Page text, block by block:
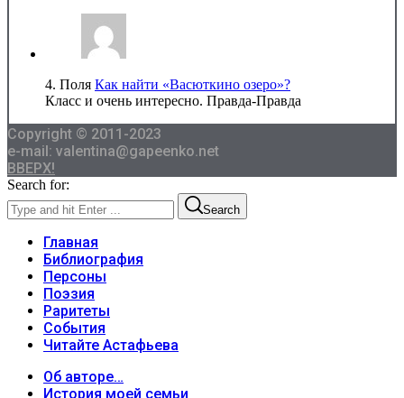
4. Поля Как найти «Васюткино озеро»?
Класс и очень интересно. Правда-Правда
Copyright © 2011-2023
e-mail: valentina@gapeenko.net
ВВЕРХ!
Search for:
Search
Главная
Библиография
Персоны
Поэзия
Раритеты
События
Читайте Астафьева
Об авторе…
История моей семьи